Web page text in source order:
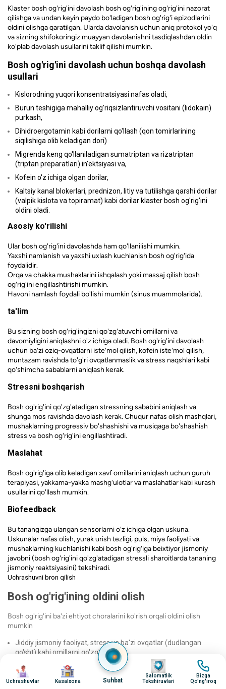
Klaster bosh og'rig'ini davolash bosh og'rig'ining og'rig'ini nazorat
qilishga va undan keyin paydo bo'ladigan bosh og'rig'i epizodlarini
oldini olishga qaratilgan. Ularda davolanish uchun aniq protokol yo'q
va sizning shifokoringiz muayyan davolanishni tasdiqlashdan oldin
ko'plab davolash usullarini taklif qilishi mumkin.
Bosh og'rig'ini davolash uchun boshqa davolash
usullari
Kislorodning yuqori konsentratsiyasi nafas oladi,
Burun teshigiga mahalliy og'riqsizlantiruvchi vositani (lidokain)
purkash,
Dihidroergotamin kabi dorilarni qo'llash (qon tomirlarining
siqilishiga olib keladigan dori)
Migrenda keng qo'llaniladigan sumatriptan va rizatriptan
(triptan preparatlari) in'ektsiyasi va,
Kofein o'z ichiga olgan dorilar,
Kaltsiy kanal blokerlari, prednizon, litiy va tutilishga qarshi dorilar
(valpik kislota va topiramat) kabi dorilar klaster bosh og'rig'ini
oldini oladi.
Asosiy ko'rilishi
Ular bosh og'rig'ini davolashda ham qo'llanilishi mumkin.
Yaxshi namlanish va yaxshi uxlash kuchlanish bosh og'rig'ida
foydalidir.
Orqa va chakka mushaklarini ishqalash yoki massaj qilish bosh
og'rig'ini engillashtirishi mumkin.
Havoni namlash foydali bo'lishi mumkin (sinus muammolarida).
ta'lim
Bu sizning bosh og'rig'ingizni qo'zg'atuvchi omillarni va
davomiyligini aniqlashni o'z ichiga oladi. Bosh og'rig'ini davolash
uchun ba'zi oziq-ovqatlarni iste'mol qilish, kofein iste'mol qilish,
muntazam ravishda to'g'ri ovqatlanmaslik va stress naqshlari kabi
qo'shimcha sabablarni aniqlash kerak.
Stressni boshqarish
Bosh og'rig'ini qo'zg'atadigan stressning sababini aniqlash va
shunga mos ravishda davolash kerak. Chuqur nafas olish mashqlari,
mushaklarning progressiv bo'shashishi va musiqaga bo'shashish
stress va bosh og'rig'ini engillashtiradi.
Maslahat
Bosh og'rig'iga olib keladigan xavf omillarini aniqlash uchun guruh
terapiyasi, yakkama-yakka mashg'ulotlar va maslahatlar kabi kurash
usullarini qo'llash mumkin.
Biofeedback
Bu tanangizga ulangan sensorlarni o'z ichiga olgan uskuna.
Uskunalar nafas olish, yurak urish tezligi, puls, miya faoliyati va
mushaklarning kuchlanishi kabi bosh og'rig'iga beixtiyor jismoniy
javobni (bosh og'rig'ini qo'zg'atadigan stressli sharoitlarda tananing
jismoniy reaktsiyasini) tekshiradi.
Uchrashuvni bron qilish
Bosh og'rig'ining oldini olish
Bosh og'rig'ini ba'zi ehtiyot choralarini ko'rish orqali oldini olish
mumkin
Jiddiy jismoniy faoliyat, stress va ba'zi ovqatlar (dudlangan
go'sht) kabi omillarni qo'zg'atmang.
Belgilangan dori-darmonlarni o'z vaqtida qabul qiling (dorilarni
ortiqcha ishlatmang va belgilangan dozadan kam olmang)
surat
Uchrashuvlar
surat
Kasalxona Suhbat
surat
Salomatlik
Tekshiruvlari
surat
Bizga
Qo'ng'iroq